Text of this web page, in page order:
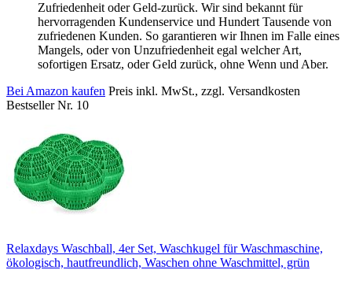
Zufriedenheit oder Geld-zurück. Wir sind bekannt für
hervorragenden Kundenservice und Hundert Tausende von
zufriedenen Kunden. So garantieren wir Ihnen im Falle eines
Mangels, oder von Unzufriedenheit egal welcher Art,
sofortigen Ersatz, oder Geld zurück, ohne Wenn und Aber.
Bei Amazon kaufen Preis inkl. MwSt., zzgl. Versandkosten
Bestseller Nr. 10
Relaxdays Waschball, 4er Set, Waschkugel für Waschmaschine,
ökologisch, hautfreundlich, Waschen ohne Waschmittel, grün